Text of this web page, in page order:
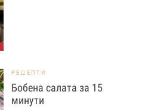
РЕЦЕПТИ
Бобена салата за 15
минути